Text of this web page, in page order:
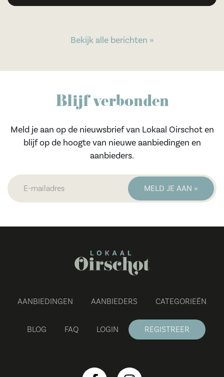
Bekijk alle berichten »
Blijf verbonden
Meld je aan op de nieuwsbrief van Lokaal Oirschot en
blijf op de hoogte van nieuwe aanbiedingen en
aanbieders.
AANBIEDINGEN AANBIEDERS CATEGORIEËN
BLOG FAQ LOGIN REGISTREER